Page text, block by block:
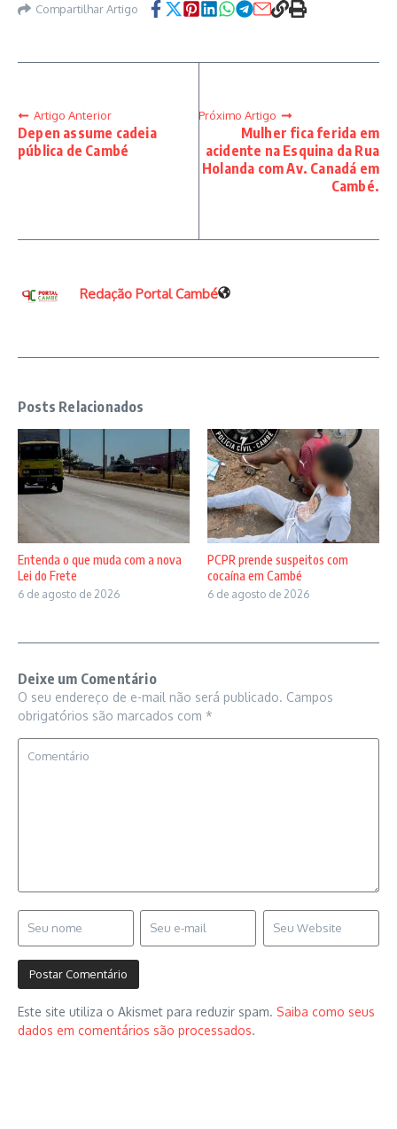
Compartilhar Artigo
Artigo Anterior
Depen assume cadeia
pública de Cambé
Próximo Artigo
Mulher fica ferida em
acidente na Esquina da Rua
Holanda com Av. Canadá em
Cambé.
Redação Portal Cambé
Posts Relacionados
Entenda o que muda com a nova
Lei do Frete
6 de agosto de 2026
PCPR prende suspeitos com
cocaína em Cambé
6 de agosto de 2026
Deixe um Comentário
O seu endereço de e-mail não será publicado. Campos
obrigatórios são marcados com *
Este site utiliza o Akismet para reduzir spam. Saiba como seus
dados em comentários são processados.